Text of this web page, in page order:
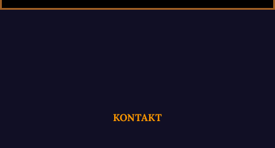
KONTAKT